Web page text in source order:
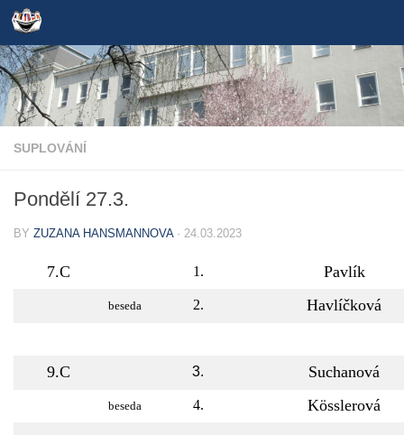
Skip to content
SUPLOVÁNÍ
Pondělí 27.3.
BY ZUZANA HANSMANNOVA · 24.03.2023
7.C 1. Pavlík
beseda 2. Havlíčková
9.C 3. Suchanová
beseda 4. Kösslerová